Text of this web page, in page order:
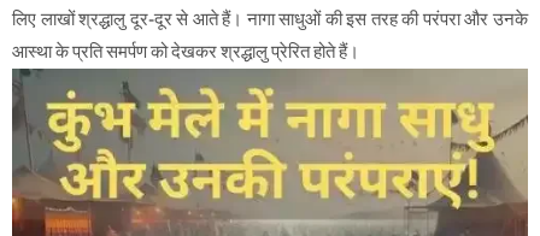
लिए लाखों श्रद्धालु दूर-दूर से आते हैं। नागा साधुओं की इस तरह की परंपरा और उनके
आस्था के प्रति समर्पण को देखकर श्रद्धालु प्रेरित होते हैं।